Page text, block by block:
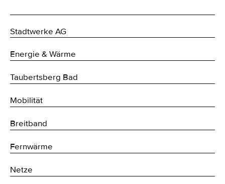
Stadtwerke AG
Energie & Wärme
Taubertsberg Bad
Mobilität
Breitband
Fernwärme
Netze